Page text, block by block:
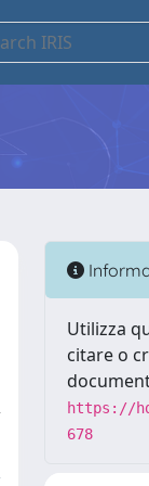
Utilizza
citare o
https://
678